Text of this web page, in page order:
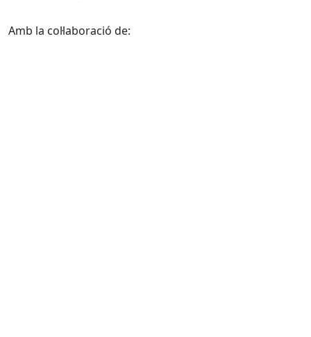
Amb la col·laboració de: